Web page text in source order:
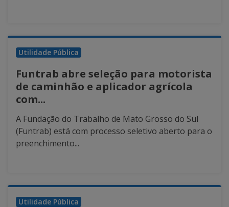
Utilidade Pública
Funtrab abre seleção para motorista
de caminhão e aplicador agrícola
com...
A Fundação do Trabalho de Mato Grosso do Sul
(Funtrab) está com processo seletivo aberto para o
preenchimento...
Utilidade Pública